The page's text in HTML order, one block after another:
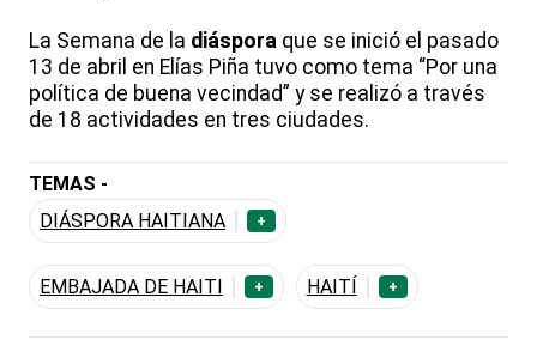
La Semana de la diáspora que se inició el pasado
13 de abril en Elías Piña tuvo como tema “Por una
política de buena vecindad” y se realizó a través
de 18 actividades en tres ciudades.
TEMAS -
DIÁSPORA HAITIANA
+
EMBAJADA DE HAITI + HAITÍ +